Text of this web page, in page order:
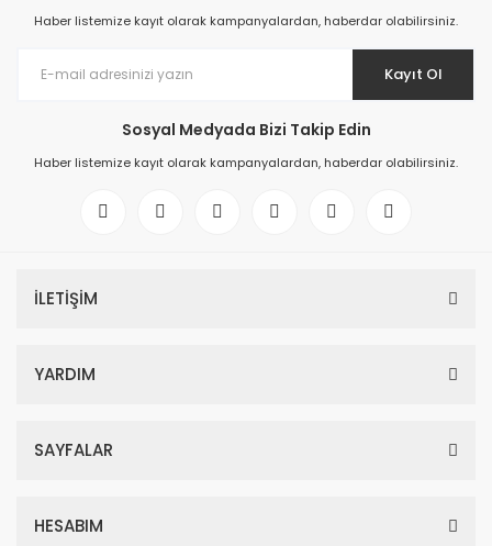
Haber listemize kayıt olarak kampanyalardan, haberdar olabilirsiniz.
Kayıt Ol
Sosyal Medyada Bizi Takip Edin
Haber listemize kayıt olarak kampanyalardan, haberdar olabilirsiniz.
İLETİŞİM
YARDIM
SAYFALAR
HESABIM